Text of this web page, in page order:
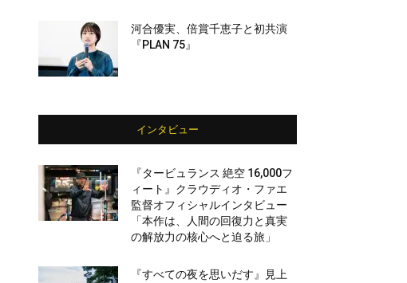
河合優実、倍賞千恵子と初共演
『PLAN 75』
インタビュー
『タービュランス 絶空 16,000フ
ィート』クラウディオ・ファエ
監督オフィシャルインタビュー
「本作は、人間の回復力と真実
の解放力の核心へと迫る旅」
『すべての夜を思いだす』見上